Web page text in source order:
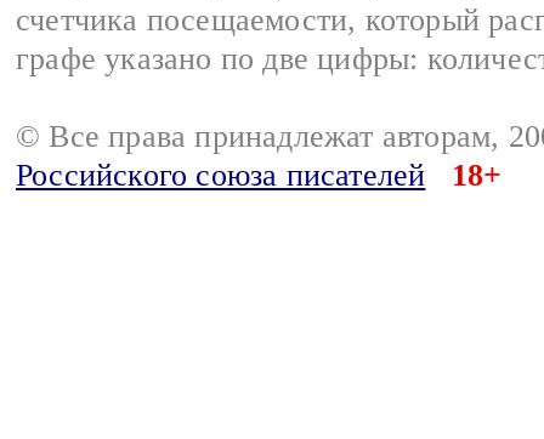
счетчика посещаемости, который
графе указано по две цифры:
© Все права принадлежат авторам,
Российского союза писателей
18+